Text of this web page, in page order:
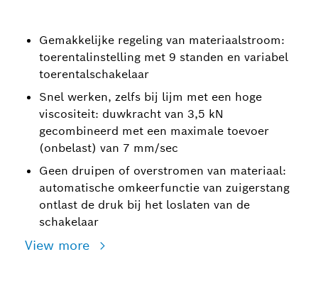
Gemakkelijke regeling van materiaalstroom:
toerentalinstelling met 9 standen en variabel
toerentalschakelaar
Snel werken, zelfs bij lijm met een hoge
viscositeit: duwkracht van 3,5 kN
gecombineerd met een maximale toevoer
(onbelast) van 7 mm/sec
Geen druipen of overstromen van materiaal:
automatische omkeerfunctie van zuigerstang
ontlast de druk bij het loslaten van de
schakelaar
View more